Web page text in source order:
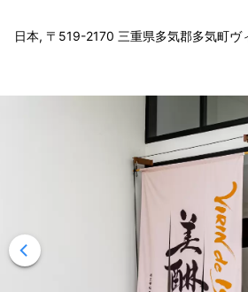
日本, 〒519-2170 三重県多気郡多気町ヴ